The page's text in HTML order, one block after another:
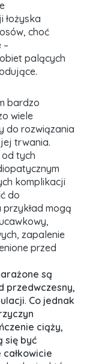
łożyska
choć
–
palących
bardzo
wiele
do rozwiązania
trwania.
od tych
komplikacji
do
mogą
zapalenie
przed
są
przedwczesny,
. Co jednak
ciąży,
się być